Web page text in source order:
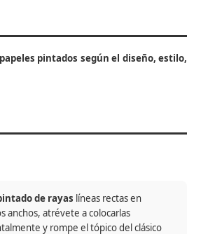
pintados según el diseño, estilo,
de rayas líneas rectas en
anchos, atrévete a colocarlas
y rompe el tópico del clásico